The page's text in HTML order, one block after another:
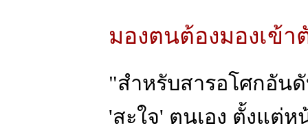
มองตนต้องมองเข้า
"สำหรับสารอโศกอัน
'สะใจ' ตนเอง ตั้งแต่